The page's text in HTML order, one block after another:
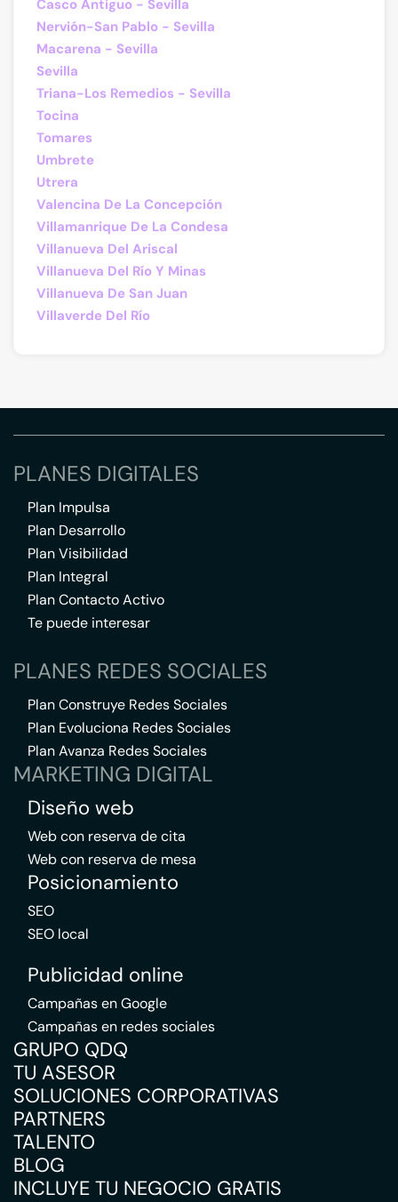
Casco Antiguo - Sevilla
Nervión-San Pablo - Sevilla
Macarena - Sevilla
Sevilla
Triana-Los Remedios - Sevilla
Tocina
Tomares
Umbrete
Utrera
Valencina De La Concepción
Villamanrique De La Condesa
Villanueva Del Ariscal
Villanueva Del Río Y Minas
Villanueva De San Juan
Villaverde Del Río
PLANES DIGITALES
Plan Impulsa
Plan Desarrollo
Plan Visibilidad
Plan Integral
Plan Contacto Activo
Te puede interesar
PLANES REDES SOCIALES
Plan Construye Redes Sociales
Plan Evoluciona Redes Sociales
Plan Avanza Redes Sociales
MARKETING DIGITAL
Diseño web
Web con reserva de cita
Web con reserva de mesa
Posicionamiento
SEO
SEO local
Publicidad online
Campañas en Google
Campañas en redes sociales
GRUPO QDQ
TU ASESOR
SOLUCIONES CORPORATIVAS
PARTNERS
TALENTO
BLOG
INCLUYE TU NEGOCIO GRATIS